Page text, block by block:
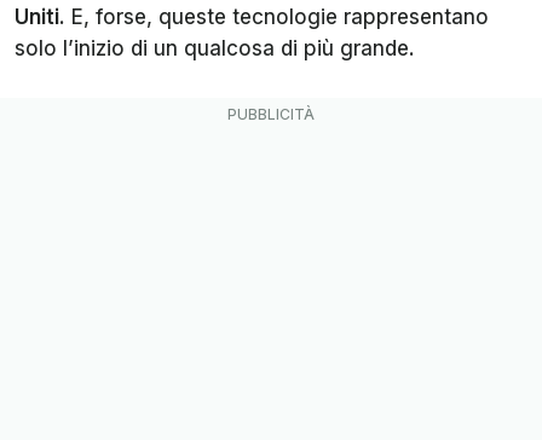
Uniti. E, forse, queste tecnologie rappresentano
solo l’inizio di un qualcosa di più grande.